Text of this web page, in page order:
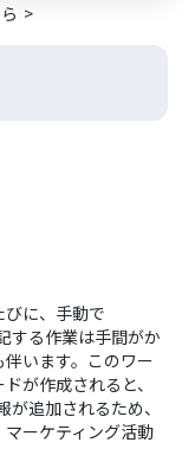
>
に、手動で
する作業は手間がか
います。このワー
が作成されると、
追加されるため、
ーケティング活動